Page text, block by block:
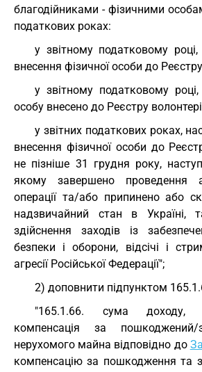
благодійниками - фізичними
податкових роках:
у звітному податковому
внесення фізичної особи до
у звітному податковому
особу внесено до Реєстру
у звітних податкових роках,
внесення фізичної особи до
не пізніше 31 грудня року,
якому завершено проведення
операції та/або припинено або
надзвичайний стан в Україні,
здійснення заходів із
безпеки і оборони, відсічі і
агресії Російської Федерації";
2) доповнити підпунктом
"165.1.66. сума доходу,
компенсація за пошкоджений/
нерухомого майна відповідно до
компенсацію за пошкодження та